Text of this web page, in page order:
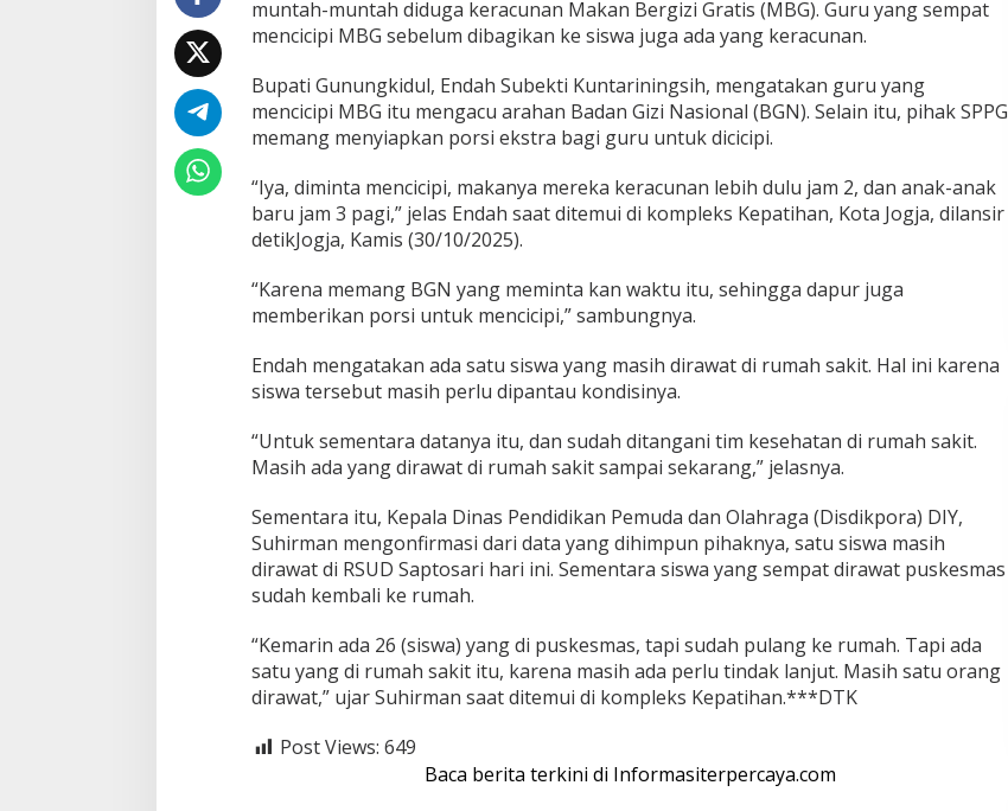
n
g
i
d
l
S
e
m
p
C
c
i
p
M
a
a
a
n
muntah-muntah diduga keracunan Makan Bergizi Gratis (MBG). Guru yang sempat
mencicipi MBG sebelum dibagikan ke siswa juga ada yang keracunan.
Bupati Gunungkidul, Endah Subekti Kuntariningsih, mengatakan guru yang
mencicipi MBG itu mengacu arahan Badan Gizi Nasional (BGN). Selain itu, pihak SPPG
memang menyiapkan porsi ekstra bagi guru untuk dicicipi.
“Iya, diminta mencicipi, makanya mereka keracunan lebih dulu jam 2, dan anak-anak
baru jam 3 pagi,” jelas Endah saat ditemui di kompleks Kepatihan, Kota Jogja, dilansir
detikJogja, Kamis (30/10/2025).
“Karena memang BGN yang meminta kan waktu itu, sehingga dapur juga
memberikan porsi untuk mencicipi,” sambungnya.
Endah mengatakan ada satu siswa yang masih dirawat di rumah sakit. Hal ini karena
siswa tersebut masih perlu dipantau kondisinya.
“Untuk sementara datanya itu, dan sudah ditangani tim kesehatan di rumah sakit.
Masih ada yang dirawat di rumah sakit sampai sekarang,” jelasnya.
Sementara itu, Kepala Dinas Pendidikan Pemuda dan Olahraga (Disdikpora) DIY,
Suhirman mengonfirmasi dari data yang dihimpun pihaknya, satu siswa masih
dirawat di RSUD Saptosari hari ini. Sementara siswa yang sempat dirawat puskesmas
sudah kembali ke rumah.
“Kemarin ada 26 (siswa) yang di puskesmas, tapi sudah pulang ke rumah. Tapi ada
satu yang di rumah sakit itu, karena masih ada perlu tindak lanjut. Masih satu orang
dirawat,” ujar Suhirman saat ditemui di kompleks Kepatihan.***DTK
Post Views: 649
Baca berita terkini di Informasiterpercaya.com